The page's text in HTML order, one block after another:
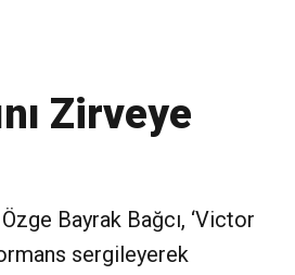
Zirveye
Bayrak Bağcı, ‘Victor
sergileyerek